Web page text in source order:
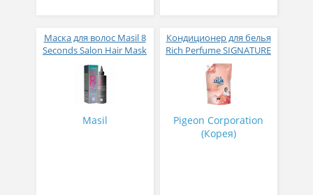
Маска для волос Masil 8
Seconds Salon Hair Mask
200 мл
Masil
Кондиционер для белья
Rich Perfume SIGNATURE
парфюмированный
супер-концентрат с
ароматом Фиеста 1,6 л
Pigeon Corporation
(Корея)